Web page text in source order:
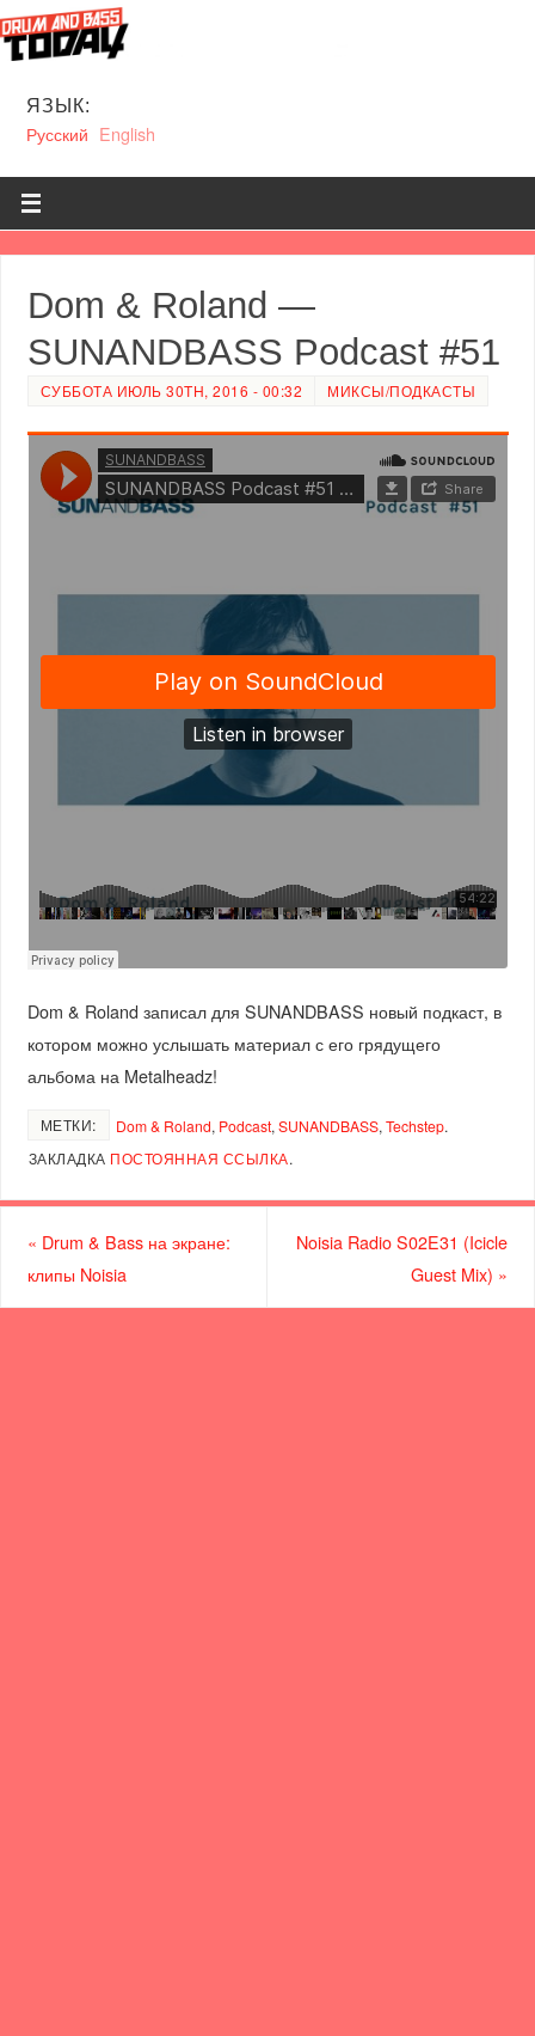
ЯЗЫК:
Русский English
Dom & Roland —
SUNANDBASS Podcast #51
СУББОТА ИЮЛЬ 30TH, 2016 - 00:32 МИКСЫ/ПОДКАСТЫ
Dom & Roland записал для SUNANDBASS новый подкаст, в
котором можно услышать материал с его грядущего
альбома на Metalheadz!
МЕТКИ: Dom & Roland, Podcast, SUNANDBASS, Techstep.
ЗАКЛАДКА ПОСТОЯННАЯ ССЫЛКА.
« Drum & Bass на экране:
клипы Noisia
Noisia Radio S02E31 (Icicle
Guest Mix) »